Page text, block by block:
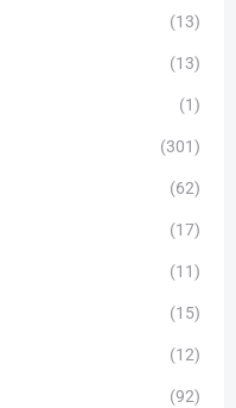
(13)
(13)
(1)
(301)
(62)
(17)
(11)
(15)
(12)
(92)